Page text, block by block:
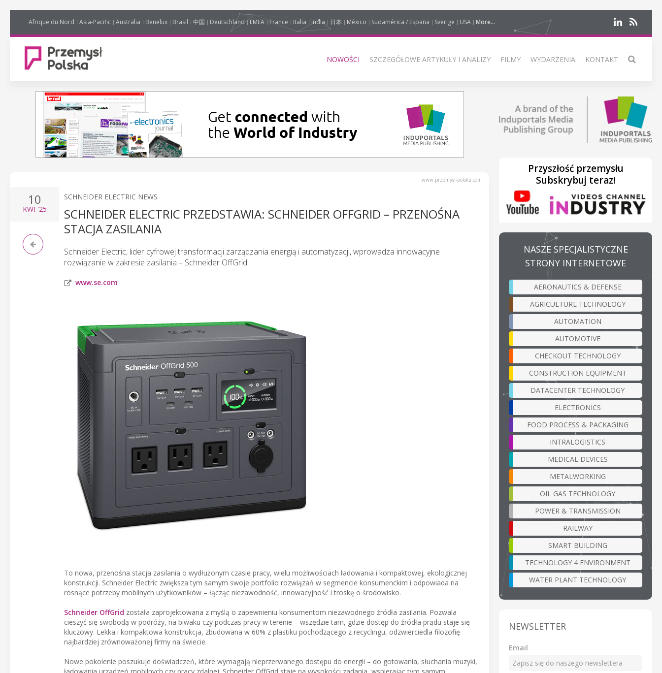
Afrique du Nord Asia-Pacific Australia Benelux Brasil 中国 Deutschland EMEA France Italia India 日本 México Sudamérica / España Sverige USA More...
NOWOŚCI SZCZEGÓŁOWE ARTYKUŁY I ANALIZY FILMY WYDARZENIA KONTAKT
www.przemysl-polska.com
10
KWI '25
SCHNEIDER ELECTRIC NEWS
SCHNEIDER ELECTRIC PRZEDSTAWIA: SCHNEIDER OFFGRID – PRZENOŚNA
STACJA ZASILANIA
Schneider Electric, lider cyfrowej transformacji zarządzania energią i automatyzacji, wprowadza innowacyjne
rozwiązanie w zakresie zasilania – Schneider OffGrid.
www.se.com
To nowa, przenośna stacja zasilania o wydłużonym czasie pracy, wielu możliwościach ładowania i kompaktowej, ekologicznej
konstrukcji. Schneider Electric zwiększa tym samym swoje portfolio rozwiązań w segmencie konsumenckim i odpowiada na
rosnące potrzeby mobilnych użytkowników – łącząc niezawodność, innowacyjność i troskę o środowisko.
Schneider OffGrid została zaprojektowana z myślą o zapewnieniu konsumentom niezawodnego źródła zasilania. Pozwala
cieszyć się swobodą w podróży, na biwaku czy podczas pracy w terenie – wszędzie tam, gdzie dostęp do źródła prądu staje się
kluczowy. Lekka i kompaktowa konstrukcja, zbudowana w 60% z plastiku pochodzącego z recyclingu, odzwierciedla filozofię
najbardziej zrównoważonej firmy na świecie.
Nowe pokolenie poszukuje doświadczeń, które wymagają nieprzerwanego dostępu do energii – do gotowania, słuchania muzyki,
Przyszłość przemysłu
Subskrybuj teraz!
NASZE SPECJALISTYCZNE
STRONY INTERNETOWE
AERONAUTICS & DEFENSE
AGRICULTURE TECHNOLOGY
AUTOMATION
AUTOMOTIVE
CHECKOUT TECHNOLOGY
CONSTRUCTION EQUIPMENT
DATACENTER TECHNOLOGY
ELECTRONICS
FOOD PROCESS & PACKAGING
INTRALOGISTICS
MEDICAL DEVICES
METALWORKING
OIL GAS TECHNOLOGY
POWER & TRANSMISSION
RAILWAY
SMART BUILDING
TECHNOLOGY 4 ENVIRONMENT
WATER PLANT TECHNOLOGY
NEWSLETTER
Email